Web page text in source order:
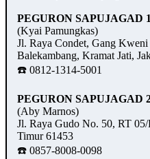
PEGURON SAPUJAGAD 1
(Kyai Pamungkas)
Jl. Raya Condet, Gang
Balekambang, Kramat Jati,
☎️ 0812-1314-5001
PEGURON SAPUJAGAD
(Aby Marnos)
Jl. Raya Gudo No. 50, RT
Timur 61453
☎️ 0857-8008-0098